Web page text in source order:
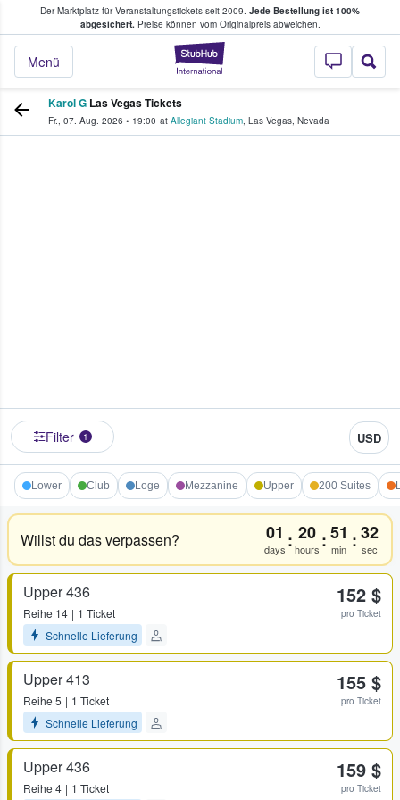
Der Marktplatz für Veranstaltungstickets seit 2009. Jede Bestellung ist 100%
abgesichert.Preise können vom Originalpreis abweichen.
StubHub - Wo
Menü
Tickets kaufen & verkaufen
Karol G Las Vegas Tickets
Fr., 07. Aug. 2026 • 19:00 at Allegiant Stadium, Las Vegas, Nevada
Filter 1 USD
Lower Club Loge Mezzanine Upper 200 Suites
Willst du das verpassen? 01
days : 20
hours :51
min :32
sec
Upper 436
Reihe 14
1 Ticket
Schnelle Lieferung
152 $
pro Ticket
Upper 413
Reihe 5
1 Ticket
Schnelle Lieferung
155 $
pro Ticket
Upper 436
Reihe 4 1 Ticket
159 $
pro Ticket